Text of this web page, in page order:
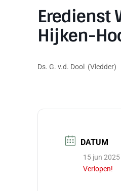
Eredienst
Hijken-
Ds. G. v.d. Dool (Vledder)
DATUM
15 jun 2025
Verlopen!